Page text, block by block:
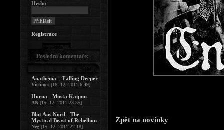
Zpět na novinky
Heslo:
Registrace
Poslední komentáře:
Anathema – Falling Deeper
Victimer[16. 12. 2011 6:49]
Horna - Musta Kaipuu
AN [15. 12. 2011 23:35]
Blut Aus Nord - The
Mystical Beast of Rebellion
Neg [15. 12. 2011 22:18]